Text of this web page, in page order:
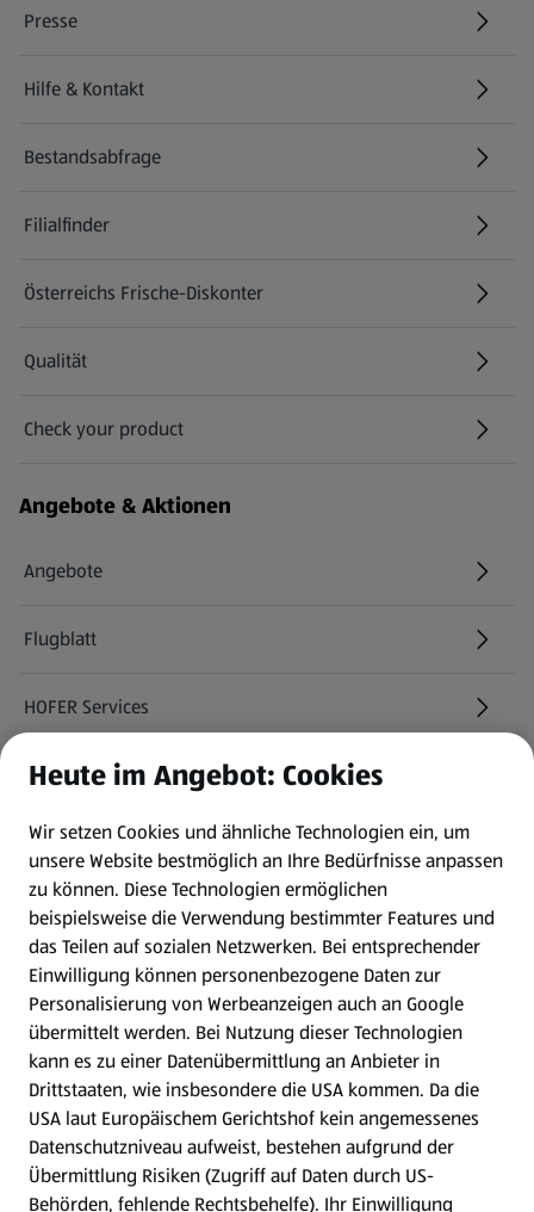
Presse
Hilfe & Kontakt
(öffnet in einem neuen Tab)
Bestandsabfrage
(öffnet in einem neuen Tab)
Filialfinder
Österreichs Frische-Diskonter
Qualität
Check your product
(öffnet in einem neuen Tab)
Angebote & Aktionen
Angebote
Flugblatt
HOFER Services
Newsletter
WhatsApp
Gewinnspiele
Mein HOFER. Meine Einkäufe.
Meine Meinung. Mein HOFER.
Gutscheingroßbestellung
(öffnet in einem neuen Tab)
Folge uns hier:
Heute im Angebot: Cookies
Wir setzen Cookies und ähnliche Technologien ein, um
unsere Website bestmöglich an Ihre Bedürfnisse anpassen
zu können. Diese Technologien ermöglichen
beispielsweise die Verwendung bestimmter Features und
das Teilen auf sozialen Netzwerken. Bei entsprechender
Einwilligung können personenbezogene Daten zur
Personalisierung von Werbeanzeigen auch an Google
übermittelt werden. Bei Nutzung dieser Technologien
kann es zu einer Datenübermittlung an Anbieter in
Drittstaaten, wie insbesondere die USA kommen. Da die
USA laut Europäischem Gerichtshof kein angemessenes
Datenschutzniveau aufweist, bestehen aufgrund der
Übermittlung Risiken (Zugriff auf Daten durch US-
Behörden, fehlende Rechtsbehelfe). Ihr Einwilligung